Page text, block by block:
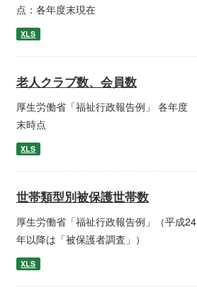
点：各年度末現在
XLS
老人クラブ数、会員数
厚生労働省「福祉行政報告例」 各年度
末時点
XLS
世帯類型別被保護世帯数
厚生労働省「福祉行政報告例」（平成24
年以降は「被保護者調査」）
XLS